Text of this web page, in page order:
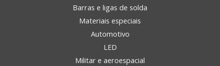
Barras e ligas de solda
Materiais especiais
Automotivo
LED
Militar e aeroespacial